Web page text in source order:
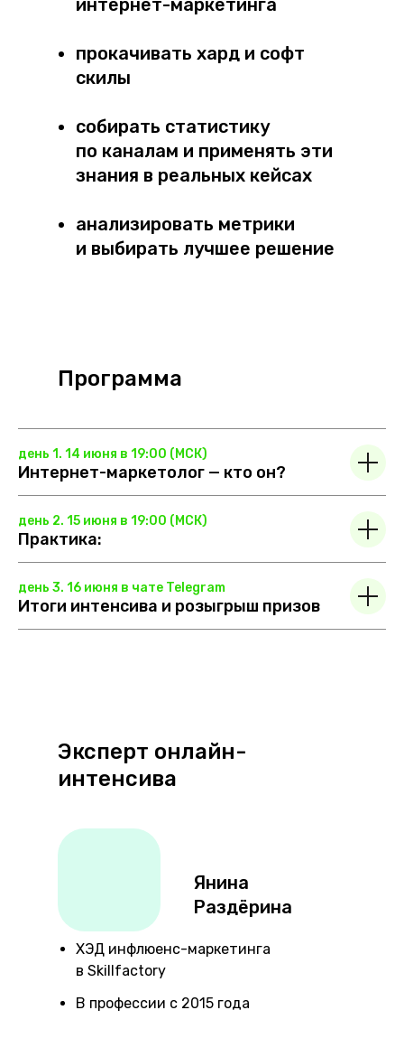
интернет-маркетинга
прокачивать хард и софт
скилы
собирать статистику
по каналам и применять эти
знания в реальных кейсах
анализировать метрики
и выбирать лучшее решение
Программа
день 1. 14 июня в 19:00 (МСК)
Интернет-маркетолог — кто он?
день 2. 15 июня в 19:00 (МСК)
Практика:
день 3. 16 июня в чате Telegram
Итоги интенсива и розыгрыш призов
Эксперт онлайн-
интенсива
Янина
Раздёрина
ХЭД инфлюенс-маркетинга
в Skillfactory
В профессии с 2015 года